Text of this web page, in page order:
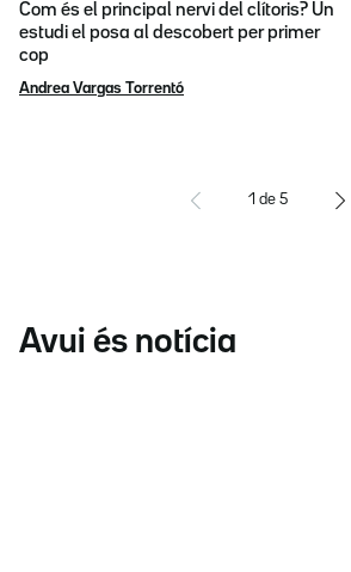
Com és el principal nervi del clítoris? Un
estudi el posa al descobert per primer
cop
Andrea Vargas Torrentó
1 de 5
Avui és notícia